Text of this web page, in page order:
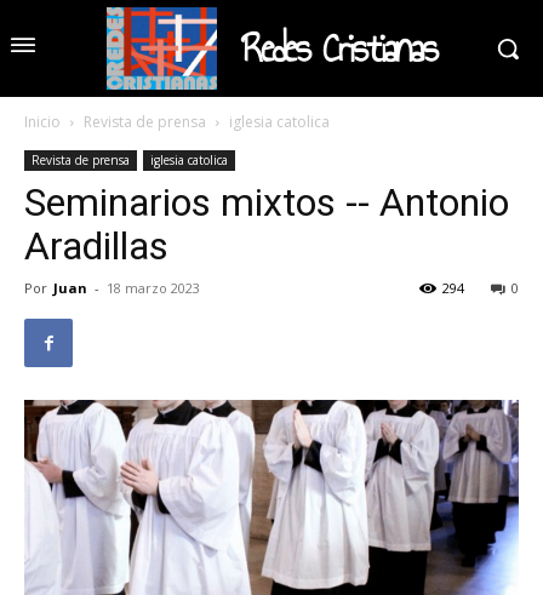
Redes Cristianas
Inicio Revista de prensa iglesia catolica
Revista de prensa iglesia catolica
Seminarios mixtos -- Antonio
Aradillas
Por Juan - 18 marzo 2023 0
294